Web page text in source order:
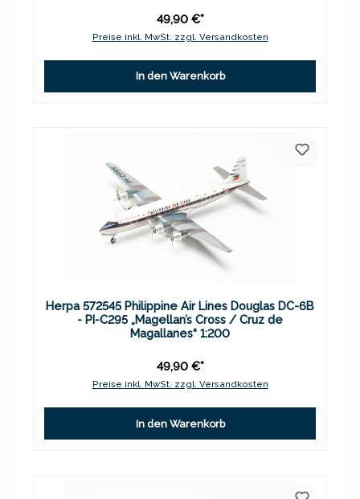
49,90 €*
Preise inkl. MwSt. zzgl. Versandkosten
In den Warenkorb
Herpa 572545 Philippine Air Lines Douglas DC-6B
- PI-C295 „Magellan’s Cross / Cruz de
Magallanes“ 1:200
49,90 €*
Preise inkl. MwSt. zzgl. Versandkosten
In den Warenkorb